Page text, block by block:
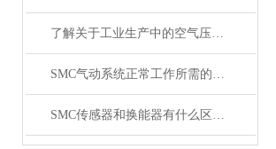
了解关于工业生产中的空气压缩机应用
SMC气动系统正常工作所需的技术要求
SMC传感器和换能器有什么区别？